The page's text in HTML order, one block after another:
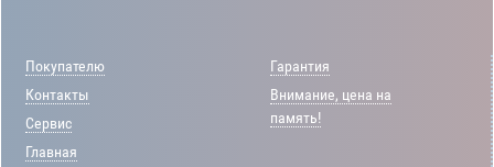
Покупателю
Контакты
Сервис
Главная
Гарантия
Внимание, цена на
память!